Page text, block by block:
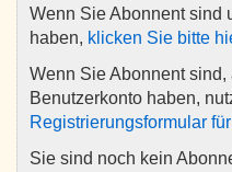
Wenn Sie Abonnent sind
haben, klicken Sie bitte
Wenn Sie Abonnent sind,
Benutzerkonto haben,
Registrierungsformular
Sie sind noch kein